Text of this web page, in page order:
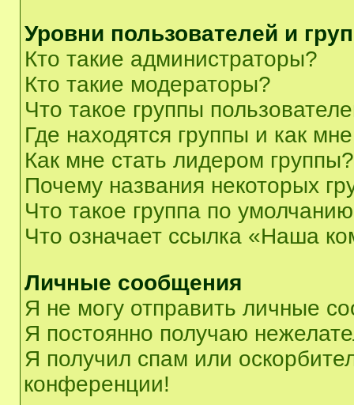
Уровни пользователей и
Кто такие администраторы?
Кто такие модераторы?
Что такое группы
Где находятся группы и как
Как мне стать лидером группы?
Почему названия некоторых
Что такое группа по
Что означает ссылка «Наша
Личные сообщения
Я не могу отправить личные
Я постоянно получаю
Я получил спам или
конференции!